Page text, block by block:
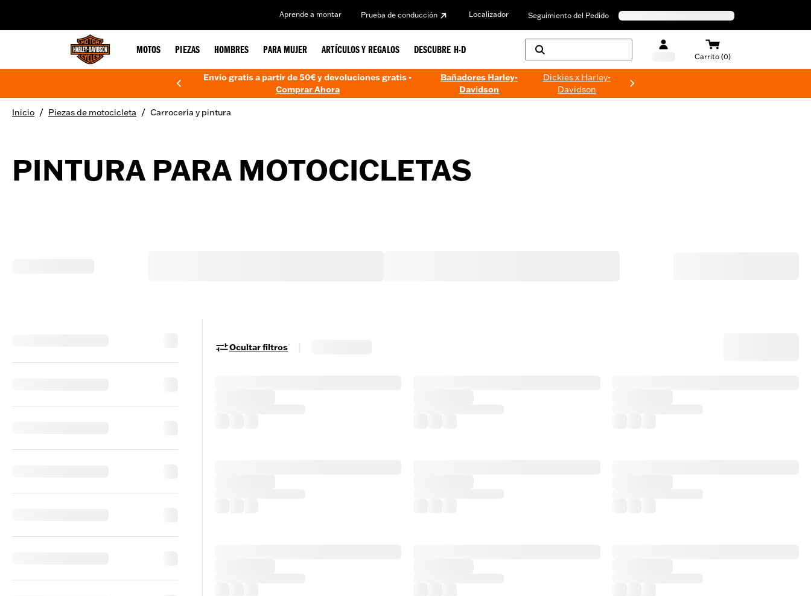
Aprende a montar Prueba de conducción Localizador Seguimiento del Pedido
MOTOS PIEZAS HOMBRES PARA MUJER ARTÍCULOS Y REGALOS DESCUBRE H-D
Carrito (0)
Envío gratis a partir de 50€ y devoluciones gratis -
Comprar Ahora
Bañadores Harley-
Davidson
Dickies x Harley-
Davidson
Inicio / Piezas de motocicleta / Carrocería y pintura
PINTURA PARA MOTOCICLETAS
Ocultar filtros